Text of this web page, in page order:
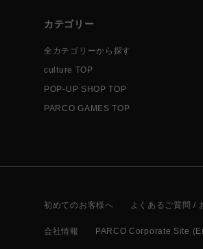
カテゴリー
全カテゴリーから探す
culture TOP
POP-UP SHOP TOP
PARCO GAMES TOP
初めてのお客様へ よくあるご質問 /
会社情報 PARCO Corporate Site